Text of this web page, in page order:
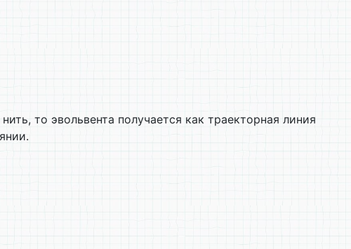
то эвольвента получается как траекторная линия